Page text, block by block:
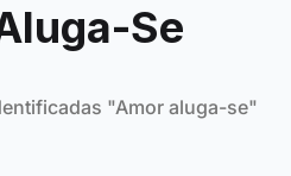
Se
"Amor aluga-se"